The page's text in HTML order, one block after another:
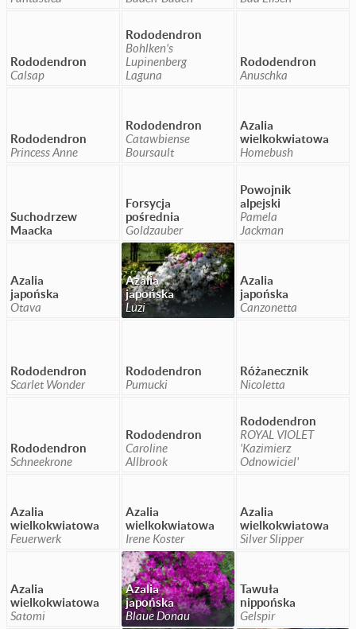
Rododendron
Calsap
Rododendron
Bohlken's
Lupinenberg
Laguna
Rododendron
Anuschka
Rododendron
Princess Anne
Rododendron
Catawbiense
Boursault
Azalia
wielkokwiatowa
Homebush
Suchodrzew
Maacka
Forsycja
pośrednia
Goldzauber
Powojnik
alpejski
Pamela
Jackman
Azalia
japońska
Otava
Azalia
japońska
Luzi
Azalia
japońska
Canzonetta
Rododendron
Scarlet Wonder
Rododendron
Pumucki
Różanecznik
Nicoletta
Rododendron
Schneekrone
Rododendron
Caroline
Allbrook
Rododendron
ROYAL VIOLET
'Kazimierz
Odnowiciel'
Azalia
wielkokwiatowa
Feuerwerk
Azalia
wielkokwiatowa
Irene Koster
Azalia
wielkokwiatowa
Silver Slipper
Azalia
wielkokwiatowa
Satomi
Azalia
japońska
Blaue Donau
Tawuła
nippońska
Gelspir